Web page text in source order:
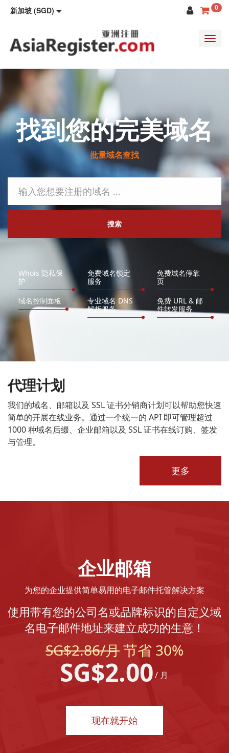
新加坡 (SGD) 0
找到您的完美域名
批量域名查找
搜索
Whois 隐私保
护
免费域名锁定
服务
免费域名停靠
页
域名控制面板
专业域名 DNS
解析服务
免费 URL & 邮
件转发服务
代理计划
我们的域名、邮箱以及 SSL 证书分销商计划可以帮助您快速
简单的开展在线业务。通过一个统一的 API 即可管理超过
1000 种域名后缀、企业邮箱以及 SSL 证书在线订购、签发
与管理。
更多
企业邮箱
为您的企业提供简单易用的电子邮件托管解决方案
使用带有您的公司名或品牌标识的自定义域
名电子邮件地址来建立成功的生意！
SG$2.86/月节省 30%
SG$2.00/ 月
现在就开始